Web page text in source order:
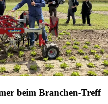
beim Branchen-Treff